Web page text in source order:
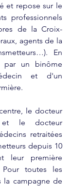
et repose sur le
professionnels
de la Croix-
agents de la
En
par un binôme
et d'un
le docteur
et le docteur
retraitées
depuis 10
leur première
toutes les
la campagne de